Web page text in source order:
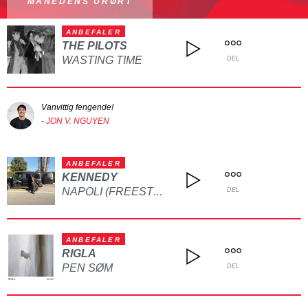
ANBEFALER
THE PILOTS
WASTING TIME
DEL
Vanvittig fengende!
- JON V. NGUYEN
ANBEFALER
KENNEDY
NAPOLI (FREESTYLE) DEL
ANBEFALER
RIGLA
PEN SØM
DEL